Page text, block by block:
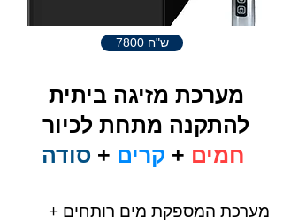
7800 ש"ח
מערכת מזיגה ביתית
להתקנה מתחת לכיור
חמים + קרים +